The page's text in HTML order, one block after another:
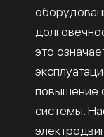
это
повышение
системы.